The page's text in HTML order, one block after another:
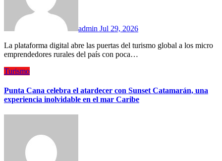
admin Jul 29, 2026
La plataforma digital abre las puertas del turismo global a los micro
emprendedores rurales del país con poca…
Turismo
Punta Cana celebra el atardecer con Sunset Catamarán, una
experiencia inolvidable en el mar Caribe